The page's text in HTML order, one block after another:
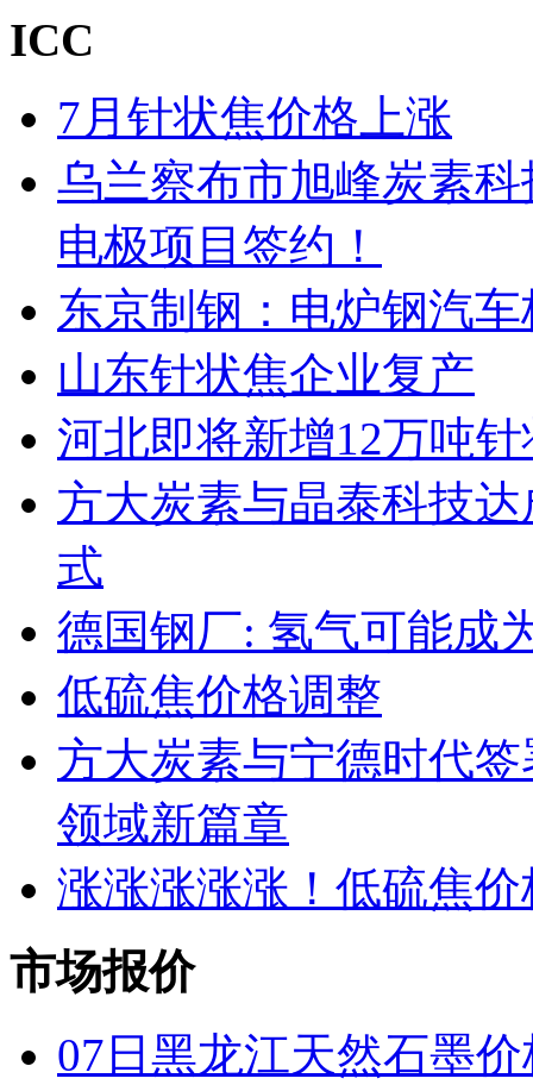
ICC
7月针状焦价格上涨
乌兰察布市旭峰炭素
电极项目签约！
东京制钢：电炉钢汽
山东针状焦企业复产
河北即将新增12万吨
方大炭素与晶泰科技
式
德国钢厂: 氢气可能成
低硫焦价格调整
方大炭素与宁德时代
领域新篇章
涨涨涨涨涨！低硫焦价
市场报价
07日黑龙江天然石墨